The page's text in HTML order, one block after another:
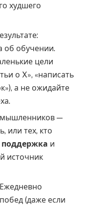
худшего
об обучении.
цели
о X», «написать
а не ожидайте
—
или тех, кто
и
источник
(даже если